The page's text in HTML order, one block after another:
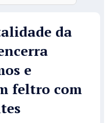
da
e
feltro com